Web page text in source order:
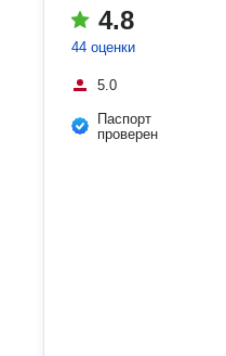
4.8
44 оценки
5.0
Паспорт
проверен